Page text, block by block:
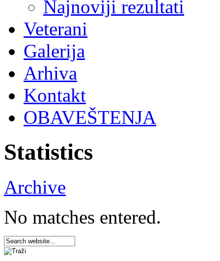
Najnoviji rezultati
Veterani
Galerija
Arhiva
Kontakt
OBAVEŠTENJA
Statistics
Archive
No matches entered.